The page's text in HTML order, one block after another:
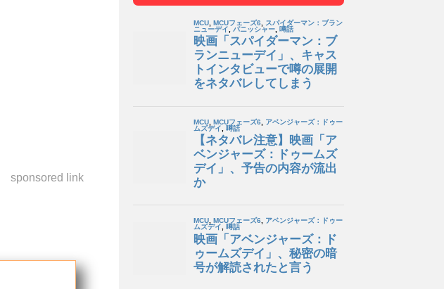
sponsored link